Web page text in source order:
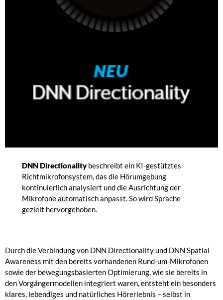
DNN Directionality beschreibt ein KI-gestütztes
Richtmikrofonsystem, das die Hörumgebung
kontinuierlich analysiert und die Ausrichtung der
Mikrofone automatisch anpasst. So wird Sprache
gezielt hervorgehoben.
Durch die Verbindung von DNN Directionality und DNN Spatial
Awareness mit den bereits vorhandenen Rund-um-Mikrofonen
sowie der bewegungsbasierten Optimierung, wie sie bereits in
den Vorgängermodellen integriert waren, entsteht ein besonders
klares, lebendiges und natürliches Hörerlebnis – selbst in